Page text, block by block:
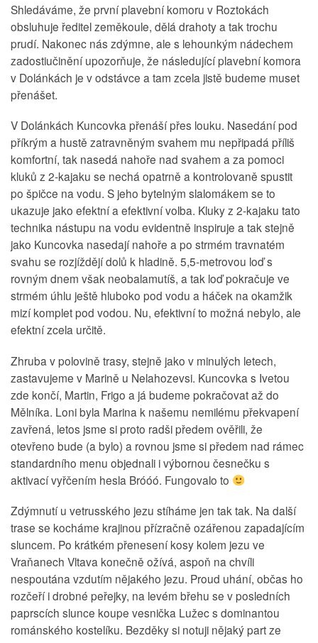
Shledáváme, že první plavební komoru v Roztokách
obsluhuje ředitel zeměkoule, dělá drahoty a tak trochu
prudí. Nakonec nás zdýmne, ale s lehounkým nádechem
zadostiučinění upozorňuje, že následující plavební komora
v Dolánkách je v odstávce a tam zcela jistě budeme muset
přenášet.
V Dolánkách Kuncovka přenáší přes louku. Nasedání pod
příkrým a hustě zatravněným svahem mu nepřipadá příliš
komfortní, tak nasedá nahoře nad svahem a za pomoci
kluků z 2-kajaku se nechá opatrně a kontrolovaně spustit
po špičce na vodu. S jeho bytelným slalomákem se to
ukazuje jako efektní a efektivní volba. Kluky z 2-kajaku tato
technika nástupu na vodu evidentně inspiruje a tak stejně
jako Kuncovka nasedají nahoře a po strmém travnatém
svahu se rozjíždějí dolů k hladině. 5,5-metrovou loď s
rovným dnem však neobalamutíš, a tak loď pokračuje ve
strmém úhlu ještě hluboko pod vodu a háček na okamžik
mizí komplet pod vodou. Nu, efektivní to možná nebylo, ale
efektní zcela určitě.
Zhruba v polovině trasy, stejně jako v minulých letech,
zastavujeme v Marině u Nelahozevsi. Kuncovka s Ivetou
zde končí, Martin, Frigo a já budeme pokračovat až do
Mělníka. Loni byla Marina k našemu nemilému překvapení
zavřená, letos jsme si proto radši předem ověřili, že
otevřeno bude (a bylo) a rovnou jsme si předem nad rámec
standardního menu objednali i výbornou česnečku s
aktivací vyřčením hesla Bróóó. Fungovalo to
Zdýmnutí u vetrusského jezu stíháme jen tak tak. Na další
trase se kocháme krajinou přízračně ozářenou zapadajícím
sluncem. Po krátkém přenesení kosy kolem jezu ve
Vraňanech Vltava konečně ožívá, aspoň na chvíli
nespoutána vzdutím nějakého jezu. Proud uhání, občas ho
rozčeří i drobné peřejky, na levém břehu se v posledních
paprscích slunce koupe vesnička Lužec s dominantou
románského kostelíku. Bezděky si notuji nějaký part ze